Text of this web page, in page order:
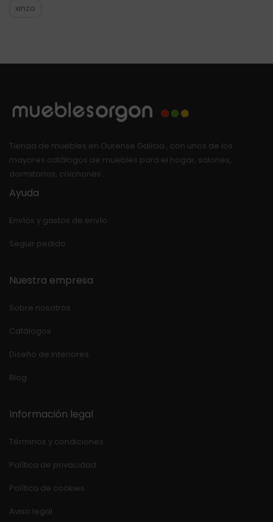
xinzo
Tienda de muebles en Ourense Galicia , con unos de los
mayores catálogos de muebles para el hogar, salones,
dormitorios, colchones …
Ayuda
Envíos y gastos de envío
Seguir pedido
Nuestra empresa
Sobre nosotros
Catálogos
Diseño de interiores
Blog
Información legal
Términos y condiciones
Política de privacidad
Política de cookies
Aviso legal